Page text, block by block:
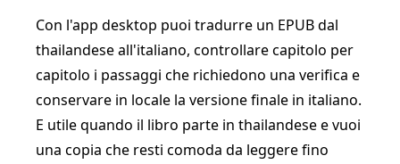
Con l'app desktop puoi tradurre un EPUB dal
thailandese all'italiano, controllare capitolo per
capitolo i passaggi che richiedono una verifica e
conservare in locale la versione finale in italiano.
E utile quando il libro parte in thailandese e vuoi
una copia che resti comoda da leggere fino